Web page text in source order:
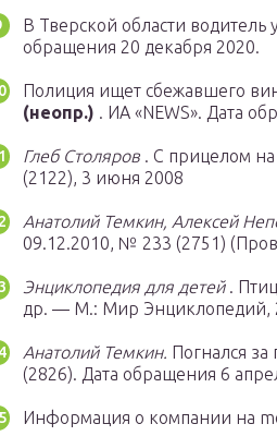
В Тверской области водитель
обращения 20 декабря 2020.
Полиция ищет сбежавшего
(неопр.) . ИА «NEWS». Дата
Глеб Столяров . С прицелом
(2122), 3 июня 2008
Анатолий Темкин, Алексей
09.12.2010, № 233 (2751)
Энциклопедия для детей.
др. — М.: Мир Энциклопедий,
Анатолий Темкин. Погнался
(2826). Дата обращения 6
Информация о компании на